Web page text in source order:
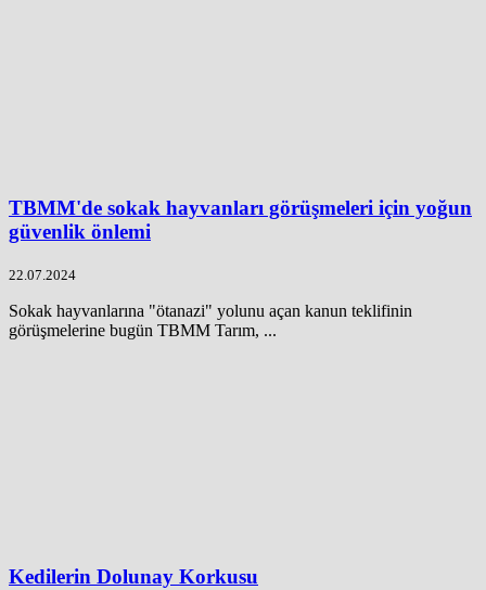
TBMM'de sokak hayvanları görüşmeleri için yoğun
güvenlik önlemi
22.07.2024
Sokak hayvanlarına "ötanazi" yolunu açan kanun teklifinin
görüşmelerine bugün TBMM Tarım, ...
Kedilerin Dolunay Korkusu